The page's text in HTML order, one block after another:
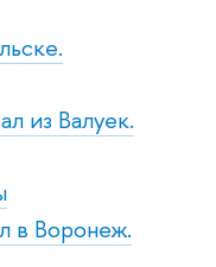
из Валуек.
в Воронеж.